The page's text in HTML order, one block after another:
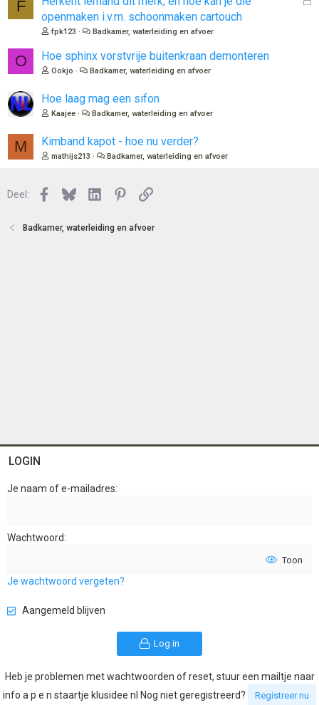
F
openmaken i.v.m. schoonmaken cartouch
fpk123 Badkamer, waterleiding en afvoer
O Hoe sphinx vorstvrije buitenkraan demonteren
Ookjo Badkamer, waterleiding en afvoer
Hoe laag mag een sifon
Kaajee Badkamer, waterleiding en afvoer
M Kimband kapot - hoe nu verder?
mathijs213 Badkamer, waterleiding en afvoer
Deel: Facebook
BlueskyLinkedInPinterest
Link
Badkamer, waterleiding en afvoer
LOGIN
Je naam of e-mailadres
Wachtwoord
Toon
Je wachtwoord vergeten?
Aangemeld blijven
Log in
Heb je problemen met wachtwoorden of reset, stuur een mailtje naar
info a p e n staartje klusidee nl Nog niet geregistreerd?
Registreer nu